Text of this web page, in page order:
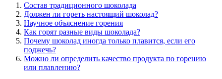
Состав традиционного шоколада
Должен ли гореть настоящий шоколад?
Научное объяснение горения
Как горят разные виды шоколада?
Почему шоколад иногда только плавится, если его
поджечь?
Можно ли определить качество продукта по горению
или плавлению?